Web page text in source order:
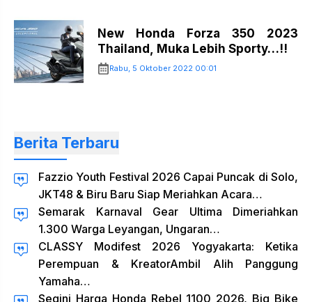
New Honda Forza 350 2023
Thailand, Muka Lebih Sporty…!!
Rabu, 5 Oktober 2022 00:01
Berita Terbaru
Fazzio Youth Festival 2026 Capai Puncak di Solo,
JKT48 & Biru Baru Siap Meriahkan Acara…
Semarak Karnaval Gear Ultima Dimeriahkan
1.300 Warga Leyangan, Ungaran…
CLASSY Modifest 2026 Yogyakarta: Ketika
Perempuan & KreatorAmbil Alih Panggung
Yamaha…
Segini Harga Honda Rebel 1100 2026, Big Bike